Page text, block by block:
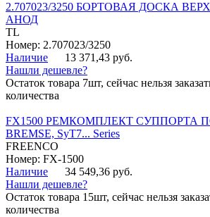
2.707023/3250 БОРТОВАЯ ДОСКА
АНОД
TL
Номер: 2.707023/3250
Наличие
13 371,43 руб.
Нашли дешевле?
Остаток товара 7шт, сейчас нельзя
количества
FX1500 РЕМКОМПЛЕКТ СУППОРТА
BREMSE, SyT7... Series
FREENCO
Номер: FX-1500
Наличие
34 549,36 руб.
Нашли дешевле?
Остаток товара 15шт, сейчас нельзя
количества